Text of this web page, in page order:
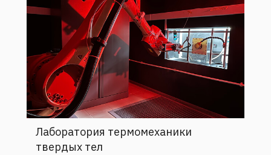
Лаборатория термомеханики
твердых тел